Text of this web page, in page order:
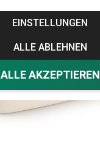
EINSTELLUNGEN
ALLE ABLEHNEN
ALLE AKZEPTIEREN